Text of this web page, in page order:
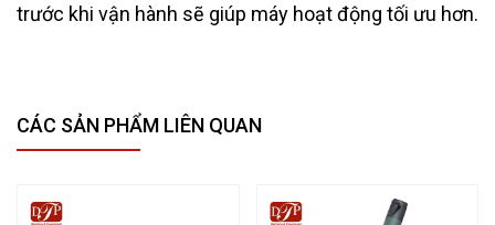
trước khi vận hành sẽ giúp máy hoạt động tối ưu hơn.
CÁC SẢN PHẨM LIÊN QUAN